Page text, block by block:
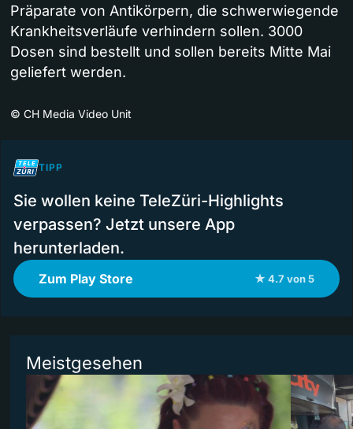
Präparate von Antikörpern, die schwerwiegende
Krankheitsverläufe verhindern sollen. 3000
Dosen sind bestellt und sollen bereits Mitte Mai
geliefert werden.
© CH Media Video Unit
TIPP
Sie wollen keine TeleZüri-Highlights
verpassen? Jetzt unsere App
herunterladen.
Zum Play Store ★ 4.7 von 5
Meistgesehen